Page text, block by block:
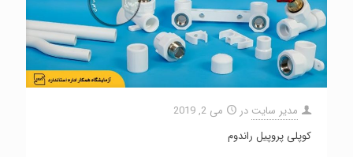
مدیر سایت در
می 2, 2019
کوپلی پروپیل راندوم